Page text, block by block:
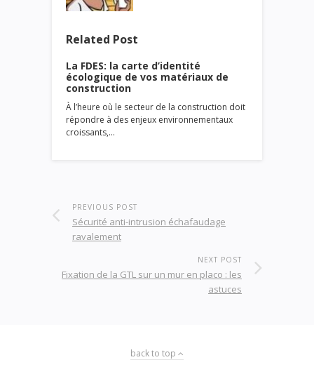
Related Post
La FDES: la carte d’identité
écologique de vos matériaux de
construction
À l’heure où le secteur de la construction doit
répondre à des enjeux environnementaux
croissants,…
PREVIOUS POST
Sécurité anti-intrusion échafaudage
ravalement
NEXT POST
Fixation de la GTL sur un mur en placo : les
astuces
back to top